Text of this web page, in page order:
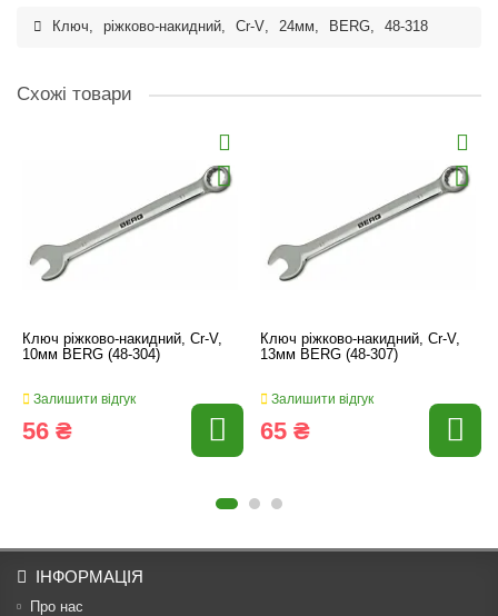
Ключ, ріжково-накидний, Cr-V, 24мм, BERG, 48-318
Схожі товари
Ключ ріжково-накидний, Cr-V,
10мм BERG (48-304)
Залишити відгук
56 ₴
Ключ ріжково-накидний, Cr-V,
13мм BERG (48-307)
Залишити відгук
65 ₴
ІНФОРМАЦІЯ
Про нас